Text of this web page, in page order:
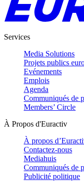
Services
Media Solutions
Projets publics
Evénements
Emplois
Agenda
Communiqués de
Members’ Circle
À Propos d'Euractiv
À propos
Contactez-nous
Mediahuis
Communiqués de
Publicité politique